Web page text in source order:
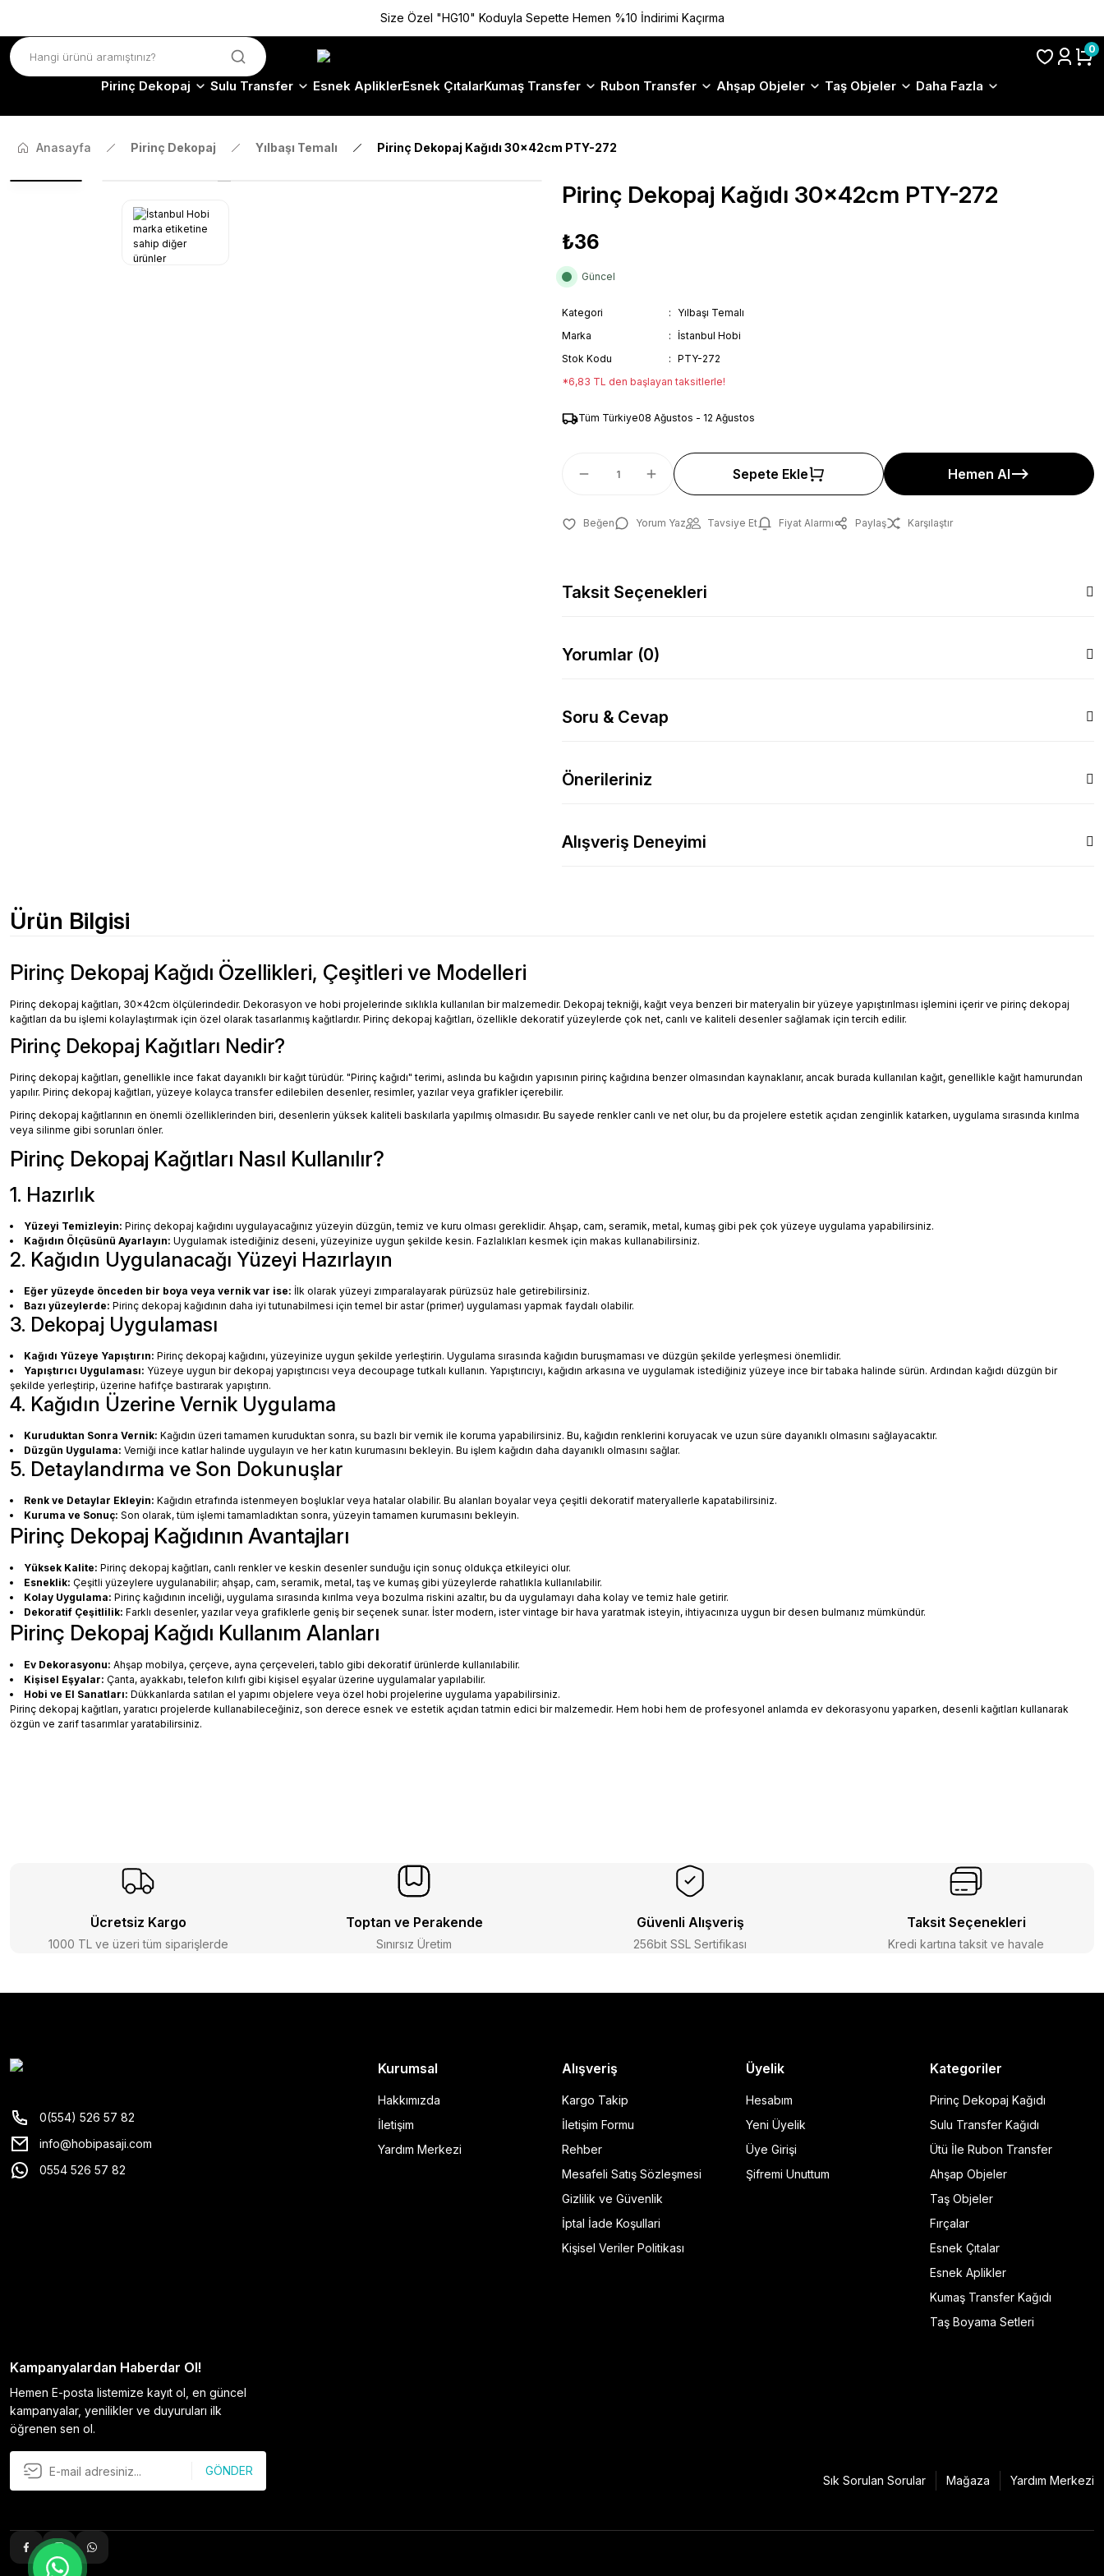
Size Özel "HG10" Koduyla Sepette Hemen %10 İndirimi Kaçırma
0
Pirinç Dekopaj Sulu Transfer Esnek ApliklerEsnek ÇıtalarKumaş Transfer Rubon Transfer Ahşap Objeler Taş Objeler Daha Fazla
Anasayfa Pirinç Dekopaj Yılbaşı Temalı Pirinç Dekopaj Kağıdı 30x42cm PTY-272
Pirinç Dekopaj Kağıdı 30x42cm PTY-272
₺36
Güncel
Kategori
Yılbaşı Temalı
Marka
İstanbul Hobi
Stok Kodu
PTY-272
*6,83 TL den başlayan taksitlerle!
Tüm Türkiye08 Ağustos - 12 Ağustos
Sepete Ekle Hemen Al
Yorum Yaz Tavsiye Et Fiyat Alarmı Paylaş Karşılaştır
Taksit Seçenekleri
Yorumlar (0)
Soru & Cevap
Önerileriniz
Alışveriş Deneyimi
Ürün Bilgisi
Pirinç Dekopaj Kağıdı Özellikleri, Çeşitleri ve Modelleri
Pirinç dekopaj kağıtları, 30x42cm ölçülerindedir. Dekorasyon ve hobi projelerinde sıklıkla kullanılan bir malzemedir. Dekopaj tekniği, kağıt veya benzeri bir materyalin bir yüzeye yapıştırılması işlemini içerir ve pirinç dekopaj
kağıtları da bu işlemi kolaylaştırmak için özel olarak tasarlanmış kağıtlardır. Pirinç dekopaj kağıtları, özellikle dekoratif yüzeylerde çok net, canlı ve kaliteli desenler sağlamak için tercih edilir.
Pirinç Dekopaj Kağıtları Nedir?
Pirinç dekopaj kağıtları, genellikle ince fakat dayanıklı bir kağıt türüdür. "Pirinç kağıdı" terimi, aslında bu kağıdın yapısının pirinç kağıdına benzer olmasından kaynaklanır, ancak burada kullanılan kağıt, genellikle kağıt hamurundan
yapılır. Pirinç dekopaj kağıtları, yüzeye kolayca transfer edilebilen desenler, resimler, yazılar veya grafikler içerebilir.
Pirinç dekopaj kağıtlarının en önemli özelliklerinden biri, desenlerin yüksek kaliteli baskılarla yapılmış olmasıdır. Bu sayede renkler canlı ve net olur, bu da projelere estetik açıdan zenginlik katarken, uygulama sırasında kırılma
veya silinme gibi sorunları önler.
Pirinç Dekopaj Kağıtları Nasıl Kullanılır?
1. Hazırlık
Yüzeyi Temizleyin: Pirinç dekopaj kağıdını uygulayacağınız yüzeyin düzgün, temiz ve kuru olması gereklidir. Ahşap, cam, seramik, metal, kumaş gibi pek çok yüzeye uygulama yapabilirsiniz.
Kağıdın Ölçüsünü Ayarlayın: Uygulamak istediğiniz deseni, yüzeyinize uygun şekilde kesin. Fazlalıkları kesmek için makas kullanabilirsiniz.
2. Kağıdın Uygulanacağı Yüzeyi Hazırlayın
Eğer yüzeyde önceden bir boya veya vernik var ise: İlk olarak yüzeyi zımparalayarak pürüzsüz hale getirebilirsiniz.
Bazı yüzeylerde: Pirinç dekopaj kağıdının daha iyi tutunabilmesi için temel bir astar (primer) uygulaması yapmak faydalı olabilir.
3. Dekopaj Uygulaması
Kağıdı Yüzeye Yapıştırın: Pirinç dekopaj kağıdını, yüzeyinize uygun şekilde yerleştirin. Uygulama sırasında kağıdın buruşmaması ve düzgün şekilde yerleşmesi önemlidir.
Yapıştırıcı Uygulaması: Yüzeye uygun bir dekopaj yapıştırıcısı veya decoupage tutkalı kullanın. Yapıştırıcıyı, kağıdın arkasına ve uygulamak istediğiniz yüzeye ince bir tabaka halinde sürün. Ardından kağıdı düzgün bir
şekilde yerleştirip, üzerine hafifçe bastırarak yapıştırın.
4. Kağıdın Üzerine Vernik Uygulama
Kuruduktan Sonra Vernik: Kağıdın üzeri tamamen kuruduktan sonra, su bazlı bir vernik ile koruma yapabilirsiniz. Bu, kağıdın renklerini koruyacak ve uzun süre dayanıklı olmasını sağlayacaktır.
Düzgün Uygulama: Verniği ince katlar halinde uygulayın ve her katın kurumasını bekleyin. Bu işlem kağıdın daha dayanıklı olmasını sağlar.
5. Detaylandırma ve Son Dokunuşlar
Renk ve Detaylar Ekleyin: Kağıdın etrafında istenmeyen boşluklar veya hatalar olabilir. Bu alanları boyalar veya çeşitli dekoratif materyallerle kapatabilirsiniz.
Kuruma ve Sonuç: Son olarak, tüm işlemi tamamladıktan sonra, yüzeyin tamamen kurumasını bekleyin.
Pirinç Dekopaj Kağıdının Avantajları
Yüksek Kalite: Pirinç dekopaj kağıtları, canlı renkler ve keskin desenler sunduğu için sonuç oldukça etkileyici olur.
Esneklik: Çeşitli yüzeylere uygulanabilir; ahşap, cam, seramik, metal, taş ve kumaş gibi yüzeylerde rahatlıkla kullanılabilir.
Kolay Uygulama: Pirinç kağıdının inceliği, uygulama sırasında kırılma veya bozulma riskini azaltır, bu da uygulamayı daha kolay ve temiz hale getirir.
Dekoratif Çeşitlilik: Farklı desenler, yazılar veya grafiklerle geniş bir seçenek sunar. İster modern, ister vintage bir hava yaratmak isteyin, ihtiyacınıza uygun bir desen bulmanız mümkündür.
Pirinç Dekopaj Kağıdı Kullanım Alanları
Ev Dekorasyonu: Ahşap mobilya, çerçeve, ayna çerçeveleri, tablo gibi dekoratif ürünlerde kullanılabilir.
Kişisel Eşyalar: Çanta, ayakkabı, telefon kılıfı gibi kişisel eşyalar üzerine uygulamalar yapılabilir.
Hobi ve El Sanatları: Dükkanlarda satılan el yapımı objelere veya özel hobi projelerine uygulama yapabilirsiniz.
Pirinç dekopaj kağıtları, yaratıcı projelerde kullanabileceğiniz, son derece esnek ve estetik açıdan tatmin edici bir malzemedir. Hem hobi hem de profesyonel anlamda ev dekorasyonu yaparken, desenli kağıtları kullanarak
özgün ve zarif tasarımlar yaratabilirsiniz.
Ücretsiz Kargo
1000 TL ve üzeri tüm siparişlerde
Toptan ve Perakende
Sınırsız Üretim
Güvenli Alışveriş
256bit SSL Sertifikası
Taksit Seçenekleri
Kredi kartına taksit ve havale
0(554) 526 57 82
info@hobipasaji.com
0554 526 57 82
Kurumsal
Hakkımızda
İletişim
Yardım Merkezi
Alışveriş
Kargo Takip
İletişim Formu
Rehber
Mesafeli Satış Sözleşmesi
Gizlilik ve Güvenlik
İptal İade Koşullari
Kişisel Veriler Politikası
Üyelik
Hesabım
Yeni Üyelik
Üye Girişi
Şifremi Unuttum
Kategoriler
Pirinç Dekopaj Kağıdı
Sulu Transfer Kağıdı
Ütü İle Rubon Transfer
Ahşap Objeler
Taş Objeler
Fırçalar
Esnek Çıtalar
Esnek Aplikler
Kumaş Transfer Kağıdı
Taş Boyama Setleri
Kampanyalardan Haberdar Ol!
Hemen E-posta listemize kayıt ol, en güncel
kampanyalar, yenilikler ve duyuruları ilk
öğrenen sen ol.
GÖNDER
Sık Sorulan Sorular Mağaza Yardım Merkezi